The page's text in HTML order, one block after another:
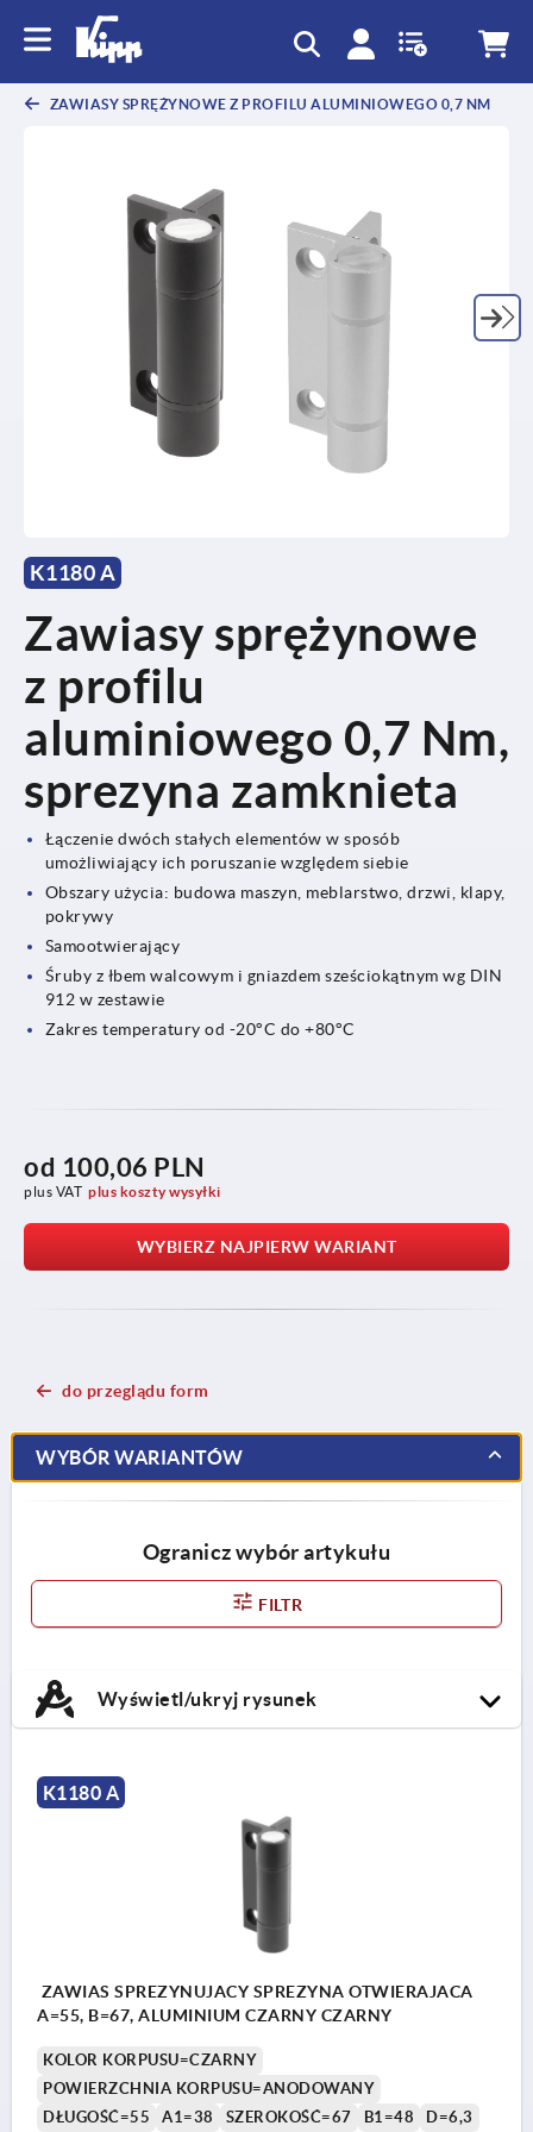
ZAWIASY SPRĘŻYNOWE Z PROFILU ALUMINIOWEGO 0,7 NM
K1180 A
Zawiasy sprężynowe
z profilu
aluminiowego 0,7 Nm,
sprezyna zamknieta
Łączenie dwóch stałych elementów w sposób
umożliwiający ich poruszanie względem siebie
Obszary użycia: budowa maszyn, meblarstwo, drzwi, klapy,
pokrywy
Samootwierający
Śruby z łbem walcowym i gniazdem sześciokątnym wg DIN
912 w zestawie
Zakres temperatury od -20°C do +80°C
od 100,06 PLN
plus VAT plus koszty wysyłki
WYBIERZ NAJPIERW WARIANT
do przeglądu form
WYBÓR WARIANTÓW
Ogranicz wybór artykułu
FILTR
Wyświetl/ukryj rysunek
K1180 A
ZAWIAS SPREZYNUJACY SPREZYNA OTWIERAJACA
A=55, B=67, ALUMINIUM CZARNY CZARNY
KOLOR KORPUSU=CZARNY
POWIERZCHNIA KORPUSU=ANODOWANY
DŁUGOŚĆ=55
A1=38 SZEROKOŚĆ=67 B1=48 D=6,3